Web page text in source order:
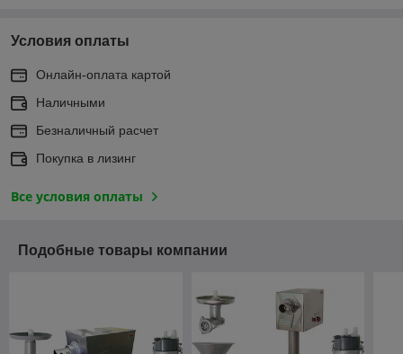
Условия оплаты
Онлайн-оплата картой
Наличными
Безналичный расчет
Покупка в лизинг
Все условия оплаты
Подобные товары компании